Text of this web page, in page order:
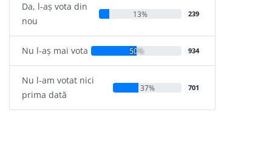
Da, l-aș vota din
nou
13% 239
Nu l-aș mai vota 50% 934
Nu l-am votat nici
prima dată
37% 701